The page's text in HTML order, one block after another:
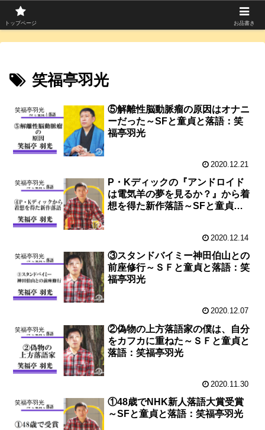
笑福亭羽光
笑福亭羽光
⑤解離性脳動脈瘤の原因はオナニ
ーだった～SFと童貞と落語：笑
福亭羽光
2020.12.21
笑福亭羽光
P・Kディックの『アンドロイド
は電気羊の夢を見るか？』から着
想を得た新作落語～SFと童貞と
2020.12.14
笑福亭羽光
③スタンドバイミー神田伯山との
前座修行～ＳＦと童貞と落語：笑
福亭羽光
2020.12.07
笑福亭羽光
②偽物の上方落語家の僕は、自分
をカフカに重ねた～ＳＦと童貞と
落語：笑福亭羽光
2020.11.30
笑福亭羽光
①48歳でNHK新人落語大賞受賞
～SFと童貞と落語：笑福亭羽光
トップページ お品書き